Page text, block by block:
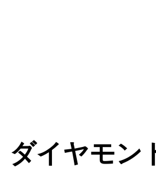
ダイヤモン